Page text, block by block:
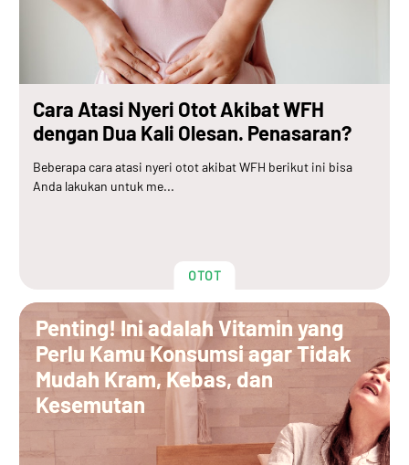
Cara Atasi Nyeri Otot Akibat WFH
dengan Dua Kali Olesan. Penasaran?
Beberapa cara atasi nyeri otot akibat WFH berikut ini bisa
Anda lakukan untuk me...
OTOT
Penting! Ini adalah Vitamin yang
Perlu Kamu Konsumsi agar Tidak
Mudah Kram, Kebas, dan
Kesemutan